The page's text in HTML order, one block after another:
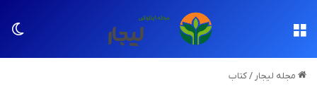
مجله لیجار /کتاب